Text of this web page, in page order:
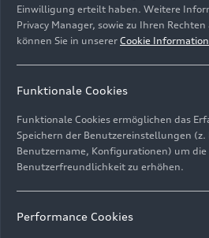
Bild-Nr: A251205 · Copyright:
Rechte: Verwendung für
ImpressumRechtliches
Einwilligung erteilt haben. Weitere
Privacy Manager, sowie zu Ihren
können Sie in unserer Cookie Information
Funktionale Cookies
Funktionale Cookies ermöglichen das
Speichern der Benutzereinstellungen (z.
Benutzername, Konfigurationen) um die
Benutzerfreundlichkeit zu erhöhen.
Performance Cookies